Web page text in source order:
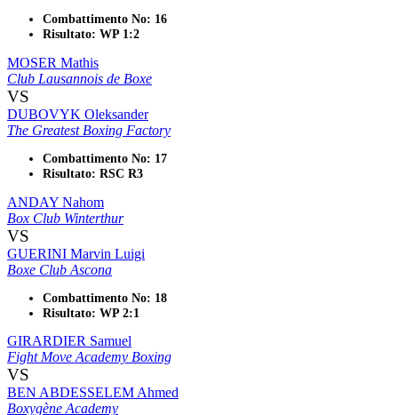
Combattimento No: 16
Risultato: WP 1:2
MOSER Mathis
Club Lausannois de Boxe
VS
DUBOVYK Oleksander
The Greatest Boxing Factory
Combattimento No: 17
Risultato: RSC R3
ANDAY Nahom
Box Club Winterthur
VS
GUERINI Marvin Luigi
Boxe Club Ascona
Combattimento No: 18
Risultato: WP 2:1
GIRARDIER Samuel
Fight Move Academy Boxing
VS
BEN ABDESSELEM Ahmed
Boxygène Academy